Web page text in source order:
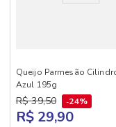
Queijo Parmesão
Azul 195g
R$ 39,50 24%
R$ 29,90